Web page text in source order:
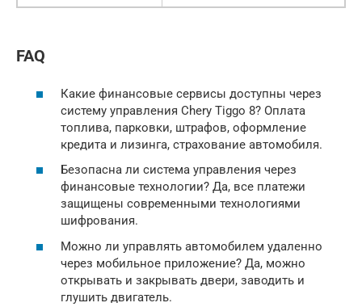
FAQ
Какие финансовые сервисы доступны через
систему управления Chery Tiggo 8? Оплата
топлива, парковки, штрафов, оформление
кредита и лизинга, страхование автомобиля.
Безопасна ли система управления через
финансовые технологии? Да, все платежи
защищены современными технологиями
шифрования.
Можно ли управлять автомобилем удаленно
через мобильное приложение? Да, можно
открывать и закрывать двери, заводить и
глушить двигатель.